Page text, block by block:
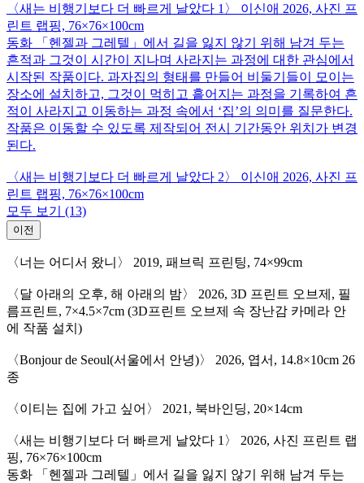
〈새는 비행기보다 더 빠르게 날았다 1〉 이신애 2026, 사진 프
린트 랩핑, 76×76×100cm
동화 「헨젤과 그레텔」에서 길을 잃지 않기 위해 남겨 두는
흔적과 그것이 시간이 지나며 사라지는 과정에 대한 관심에서
시작된 작품이다. 과자집의 형태를 만들어 비둘기들이 모이는
장소에 설치하고, 그것이 먹히고 흩어지는 과정을 기록하여 흔
적이 사라지고 이동하는 과정 속에서 ‘집’의 의미를 질문한다.
작품은 이동할 수 있도록 제작되어 전시 기간동안 위치가 변경
된다.
〈새는 비행기보다 더 빠르게 날았다 2〉 이신애 2026, 사진 프
린트 랩핑, 76×76×100cm
모두 보기
(13)
이전
〈너는 어디서 왔니〉 2019, 패브릭 프린팅, 74×99cm
〈달 아래의 오후, 해 아래의 밤〉
2026, 3D 프린트 오브제, 필
름프린트, 7×4.5×7cm (3D프린트 오브제 속 장난감 카메라 안
에 작품 설치)
〈Bonjour de Seoul(서울에서 안녕)〉
2026, 엽서, 14.8×10cm 26
종
〈이티는 집에 가고 싶어〉 2021, 북바인딩, 20×14cm
〈새는 비행기보다 더 빠르게 날았다 1〉
2026, 사진 프린트 랩
핑, 76×76×100cm
동화 「헨젤과 그레텔」에서 길을 잃지 않기 위해 남겨 두는